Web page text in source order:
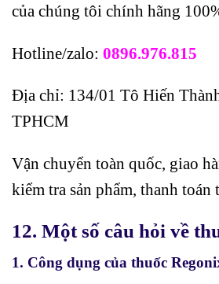
của chúng tôi chính hãng
Hotline/zalo: 0896.976.815
Địa chỉ: 134/01 Tô Hiến
TPHCM
Vận chuyển toàn quốc, giao
kiểm tra sản phẩm, thanh toán
12. Một số câu hỏi về
1. Công dụng của thuốc